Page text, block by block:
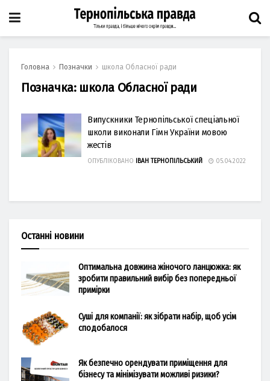
Головна Позначки школа Обласної ради
Позначка: школа Обласної ради
Випускники Тернопільської спеціальної
школи виконали Гімн України мовою
жестів
ОПУБЛІКОВАНО ІВАН ТЕРНОПІЛЬСЬКИЙ 05.04.2022
Останні новини
Оптимальна довжина жіночого ланцюжка: як
зробити правильний вибір без попередньої
примірки
Суші для компанії: як зібрати набір, щоб усім
сподобалося
Як безпечно орендувати приміщення для
бізнесу та мінімізувати можливі ризики?